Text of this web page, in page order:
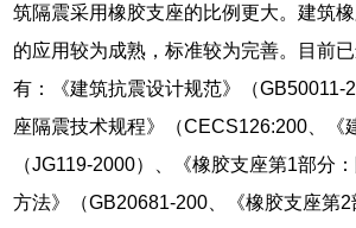
筑隔震采用橡胶支座的比例更大。建筑
的应用较为成熟，标准较为完善。目前
有：《建筑抗震设计规范》（GB50011-
座隔震技术规程》（CECS126:200、《
（JG119-2000）、《橡胶支座第1部分
方法》（GB20681-200、《橡胶支座第